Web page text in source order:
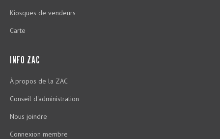
Kiosques de vendeurs
Carte
INFO ZAC
À propos de la ZAC
Conseil d'administration
Nous joindre
Connexion membre